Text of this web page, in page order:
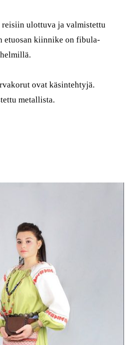
ulottuva ja valmistettu
etuosan kiinnike on fibula-
ovat käsintehtyjä.
metallista.